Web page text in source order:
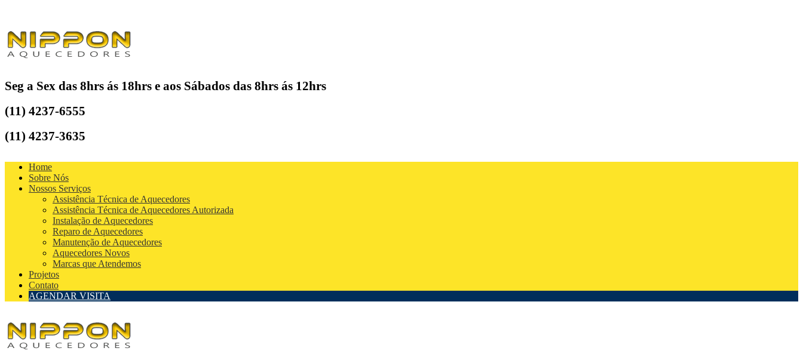
Seg a Sex das 8hrs ás 18hrs e aos Sábados das 8hrs ás 12hrs
(11) 4237-6555
(11) 4237-3635
Home
Sobre Nós
Nossos Serviços
Assistência Técnica de Aquecedores
Assistência Técnica de Aquecedores Autorizada
Instalação de Aquecedores
Reparo de Aquecedores
Manutenção de Aquecedores
Aquecedores Novos
Marcas que Atendemos
Projetos
Contato
AGENDAR VISITA